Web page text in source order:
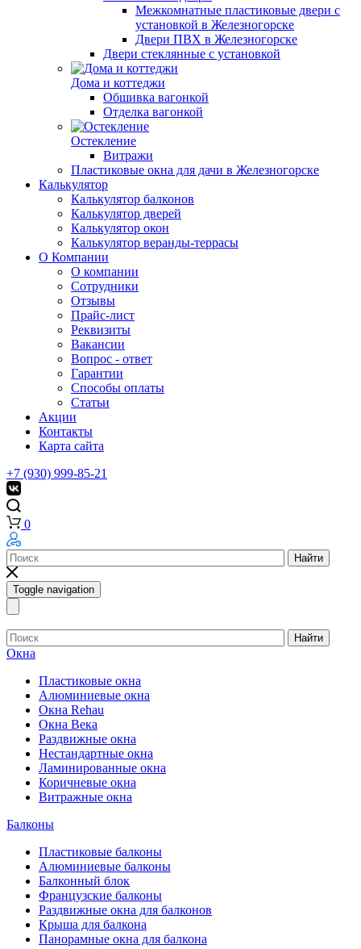
Межкомнатные пластиковые двери с
установкой в Железногорске
Двери ПВХ в Железногорске
Двери стеклянные с установкой
Дома и коттеджи
Обшивка вагонкой
Отделка вагонкой
Остекление
Витражи
Пластиковые окна для дачи в Железногорске
Калькулятор
Калькулятор балконов
Калькулятор дверей
Калькулятор окон
Калькулятор веранды-террасы
О Компании
О компании
Сотрудники
Отзывы
Прайс-лист
Реквизиты
Вакансии
Вопрос - ответ
Гарантии
Способы оплаты
Статьи
Акции
Контакты
Карта сайта
+7 (930) 999-85-21
0
Найти
Toggle navigation
Найти
Окна
Пластиковые окна
Алюминиевые окна
Окна Rehau
Окна Века
Раздвижные окна
Нестандартные окна
Ламинированные окна
Коричневые окна
Витражные окна
Балконы
Пластиковые балконы
Алюминиевые балконы
Балконный блок
Французские балконы
Раздвижные окна для балконов
Крыша для балкона
Панорамные окна для балкона